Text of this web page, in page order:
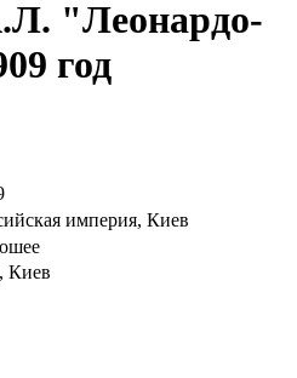
"Леонардо-
год
империя, Киев
Киев